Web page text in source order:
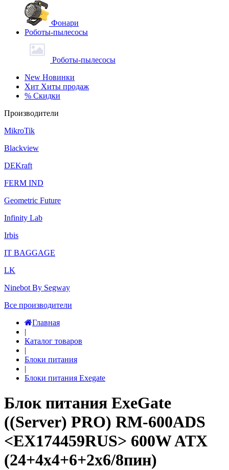
Фонари
Роботы-пылесосы
Роботы-пылесосы
New Новинки
Хит Хиты продаж
% Скидки
Производители
MikroTik
Blackview
DEKraft
FERM IND
Geometric Future
Infinity Lab
Irbis
IT BAGGAGE
LK
Ninebot By Segway
Все производители
Главная
|
Каталог товаров
|
Блоки питания
|
Блоки питания Exegate
Блок питания ExeGate
((Server) PRO) RM-600ADS
<EX174459RUS> 600W ATX
(24+4x4+6+2х6/8пин)